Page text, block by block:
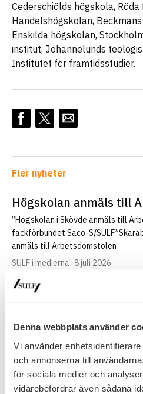
Denna webbplats använder
Vi använder
och annonserna till
för sociala medier och
vidarebefordrar även sådana
Cederschiölds högskola,
Handelshögskolan,
Enskilda högskolan,
institut, Johannelunds
Institutet för framtidsstudier.
Fler nyheter
Högskolan anmäls till
”Högskolan i Skövde anmäls till
fackförbundet Saco-S/
anmäls till Arbetsdomstolen
SULF i medierna 8 juli 2026
Handelshögskolan fick
”Ett
menar Jacob Adamowicz, som är
Sveriges universitetslärare och
SULF i medierna 8 juli 2026